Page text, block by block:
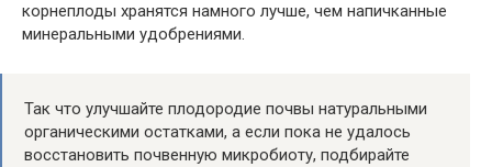
корнеплоды хранятся намного лучше, чем напичканные
минеральными удобрениями.
Так что улучшайте плодородие почвы натуральными
органическими остатками, а если пока не удалось
восстановить почвенную микробиоту, подбирайте